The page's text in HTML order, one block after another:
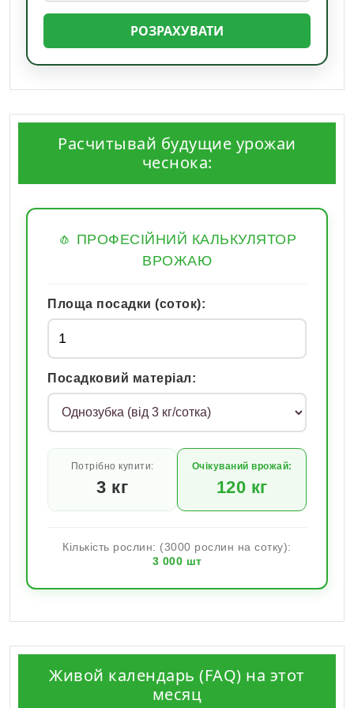
РОЗРАХУВАТИ
Расчитывай будущие урожаи
чеснока:
🧄 ПРОФЕСІЙНИЙ КАЛЬКУЛЯТОР
ВРОЖАЮ
Площа посадки (соток):
Посадковий матеріал:
Потрібно купити:
3 кг
Очікуваний врожай:
120 кг
Кількість рослин: (3000 рослин на сотку):
3 000 шт
Живой календарь (FAQ) на этот
месяц